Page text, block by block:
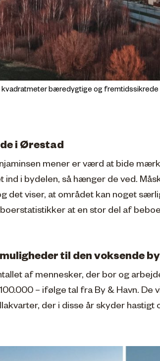
kvadratmeter bæredygtige og
i Ørestad
mener er værd at bide
i bydelen, så hænger de ved.
det viser, at området kan noget
at en stor del af
til den voksende
af mennesker, der bor og
– ifølge tal fra By & Havn. De
der i disse år skyder hastigt